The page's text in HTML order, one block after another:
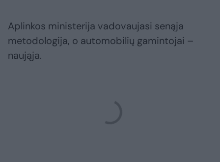
Aplinkos ministerija vadovaujasi senąja
metodologija, o automobilių gamintojai –
naująja.